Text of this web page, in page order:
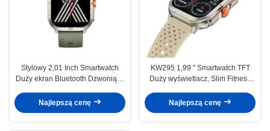
Stylowy 2,01 Inch Smartwatch
Duży ekran Bluetooth Dzwoniący
Najlepszą cenę
KW295 1,99 " Smartwatch TFT
Duży wyświetlacz, Slim Fitness
Najlepszą cenę